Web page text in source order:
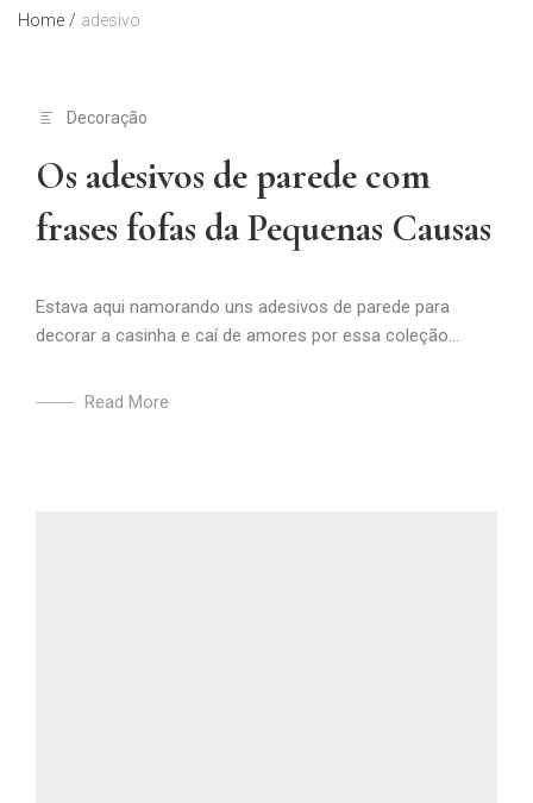
Home / adesivo
Decoração
Os adesivos de parede com
frases fofas da Pequenas Causas
Estava aqui namorando uns adesivos de parede para
decorar a casinha e caí de amores por essa coleção...
Read More